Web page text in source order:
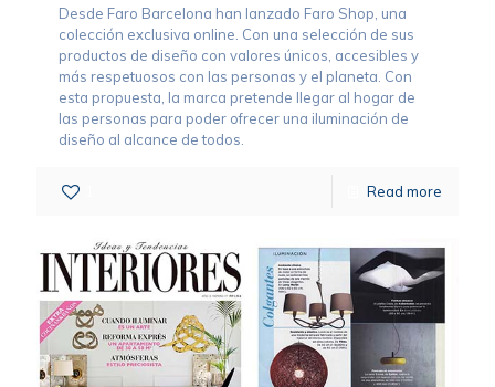
Desde Faro Barcelona han lanzado Faro Shop, una
colección exclusiva online. Con una selección de sus
productos de diseño con valores únicos, accesibles y
más respetuosos con las personas y el planeta. Con
esta propuesta, la marca pretende llegar al hogar de
las personas para poder ofrecer una iluminación de
diseño al alcance de todos.
Read more